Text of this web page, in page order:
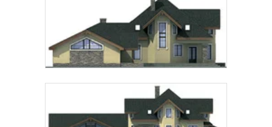
согласие на обработку персональных данных
подтверждаю, что ознакомлен(а) сполитикой
обработки персональных данных.
Рассчитать стоимость